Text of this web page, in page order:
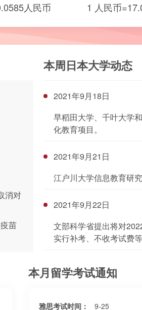
人民币 1 人民币
消对
苗
本周日本大学动态
2021年9月18日
早稻田大学、千叶大学
化教育项目。
2021年9月21日
江户川大学信息教育研
2021年9月22日
文部科学省提出将对
实行补考、不收考试费等
本月留学考试通知
雅思考试时间： 9-25